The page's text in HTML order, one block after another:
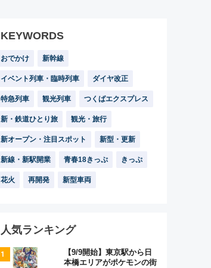
KEYWORDS
おでかけ 新幹線
イベント列車・臨時列車 ダイヤ改正
特急列車 観光列車 つくばエクスプレス
新・鉄道ひとり旅 観光・旅行
新オープン・注目スポット 新型・更新
新線・新駅開業 青春18きっぷ きっぷ
花火 再開発 新型車両
人気ランキング
【9/9開始】東京駅から日
本橋エリアがポケモンの街